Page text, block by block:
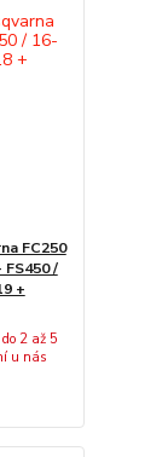
FC250
FS450 /
+
2 až 5
u nás